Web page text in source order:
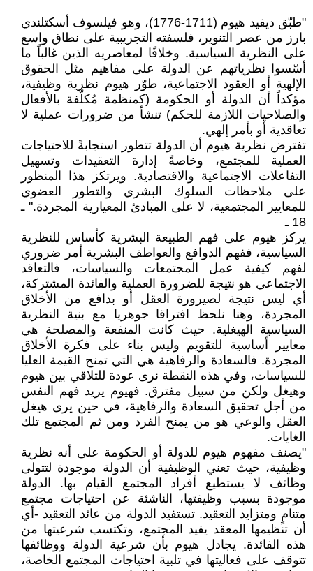
"طبّق ديفيد هيوم (1711-1776)، وهو فيلسوف أسكتلندي
بارز من عصر التنوير، فلسفته التجريبية على نطاق واسع
على النظرية السياسية. وخلافًا لمعاصريه الذين غالباً ما
أسّسوا نظرياتهم عن الدولة على مفاهيم مثل الحقوق
الإلهية أو العقود الاجتماعية، طوّر هيوم نظرية وظيفية،
مؤكداً أن الدولة أو الحكومة (كمنظمة مُكلّفة بالأفعال
والصلاحيات اللازمة للحكم) تنشأ من ضرورات عملية لا
تعاقدية أو بأمر إلهي.
تفترض نظرية هيوم أن الدولة تتطور استجابةً للاحتياجات
العملية للمجتمع، وخاصةً إدارة التعقيدات وتسهيل
التفاعلات الاجتماعية والاقتصادية. ويرتكز هذا المنظور
على ملاحظات السلوك البشري والتطور العضوي
للمعايير المجتمعية، لا على المبادئ المعيارية المجردة." ـ
18 ـ
يركز هيوم على فهم الطبيعة البشرية كأساس للنظرية
السياسية، ففهم الدوافع والعواطف البشرية أمر ضروري
لفهم كيفية عمل المجتمعات والسياسات، فالتعاقد
الاجتماعي هو نتيجة للضرورة العملية والفائدة المشتركة،
أي ليس نتيجة لصيرورة العقل أو بدافع من الأخلاق
المجردة، وهنا نلحظ افتراقا جوهريا مع بنية النظرية
السياسية الهيغلية. حيث كانت المنفعة والمصلحة هي
معايير أساسية للتقويم وليس بناء على فكرة الأخلاق
المجردة. فالسعادة والرفاهية هي التي تمنح القيمة العليا
للسياسات، وفي هذه النقطة نرى عودة للتلاقي بين هيوم
وهيغل ولكن من سبيل مفترق. فهيوم يريد فهم النفس
من أجل تحقيق السعادة والرفاهية، في حين يرى هيغل
العقل والوعي هو من يمنح الفرد ومن ثم المجتمع تلك
الغايات.
"يصنف مفهوم هيوم للدولة أو الحكومة على أنه نظرية
وظيفية، حيث تعني الوظيفية أن الدولة موجودة لتتولى
وظائف لا يستطيع أفراد المجتمع القيام بها. الدولة
موجودة بسبب وظيفتها، الناشئة عن احتياجات مجتمع
متنامٍ ومتزايد التعقيد. تستفيد الدولة من عائد التعقيد -أي
أن تنظيمها المعقد يفيد المجتمع، وتكتسب شرعيتها من
هذه الفائدة. يجادل هيوم بأن شرعية الدولة ووظائفها
تتوقف على فعاليتها في تلبية احتياجات المجتمع الخاصة،